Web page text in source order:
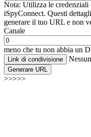
Nota: Utilizza le credenziali
iSpyConnect. Questi
generare il tuo URL e non
Canale
meno che tu non abbia un
Link di condivisione
Generare URL
>>>>>